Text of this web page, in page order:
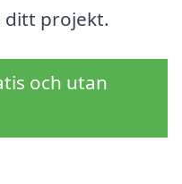
ditt projekt.
och utan